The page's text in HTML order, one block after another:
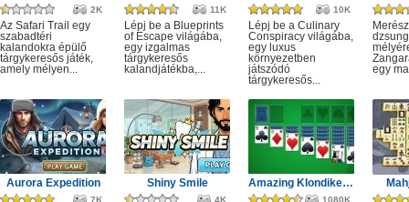
2K
Az Safari Trail egy
szabadtéri
kalandokra épülő
tárgykeresős játék,
amely mélyen...
11K
Lépj be a Blueprints
of Escape világába,
egy izgalmas
tárgykeresős
kalandjátékba,...
10K
Lépj be a Culinary
Conspiracy világába,
egy luxus
környezetben
játszódó
tárgykeresős...
egy
Aurora Expedition
7K
Shiny Smile
4K
Amazing Klondike Solitaire
1080K